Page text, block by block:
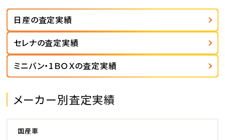
日産の査定実績
セレナの査定実績
ミニバン・1ＢＯＸの査定実績
メーカー別査定実績
国産車